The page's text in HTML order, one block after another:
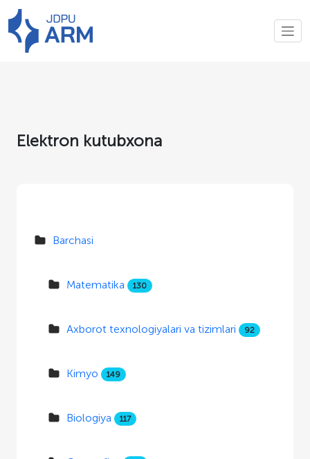
Elektron kutubxona
Barchasi
Matematika 130
Axborot texnologiyalari va tizimlari 92
Kimyo 149
Biologiya 117